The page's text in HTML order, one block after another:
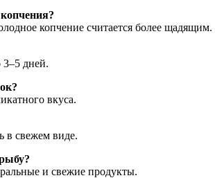
копчение считается более щадящим.
дней.
вкуса.
в свежем виде.
и свежие продукты.